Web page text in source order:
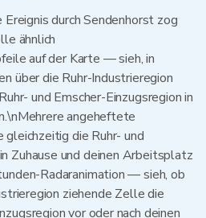
durch Sendenhorst zog
ähnlich
auf der Karte — sieh, in
über die Ruhr-Industrieregion
und Emscher-Einzugsregion in
angeheftete
die Ruhr- und
Zuhause und deinen Arbeitsplatz
Radaranimation — sieh, ob
ziehende Zelle die
vor oder nach deinen